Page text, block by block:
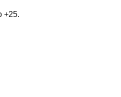
+25.